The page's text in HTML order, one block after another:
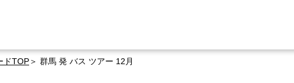
ドTOP 群馬 発 バス ツアー 12月